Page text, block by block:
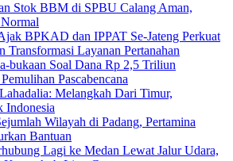
Stok BBM di SPBU Calang Aman,
BPKAD dan IPPAT Se-Jateng Perkuat
Transformasi Layanan Pertanahan
bukaan Soal Dana Rp 2,5 Triliun
Pascabencana
Melangkah Dari Timur,
Indonesia
Wilayah di Padang, Pertamina
Bantuan
Lagi ke Medan Lewat Jalur Udara,